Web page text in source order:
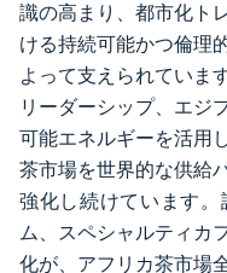
識の高まり、都市化ト
ける持続可能かつ倫理
よって支えられていま
リーダーシップ、エジ
可能エネルギーを活用
茶市場を世界的な供給
強化し続けています
ム、スペシャルティカ
化が、アフリカ茶市場